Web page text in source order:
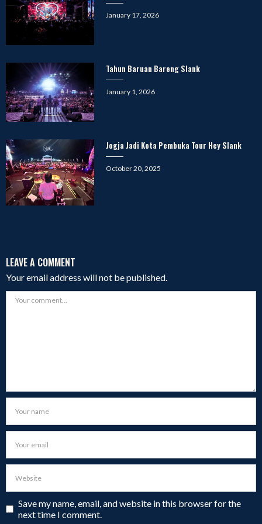
Posted
January 17, 2026
Tahun Baruan Bareng Slank
Posted
January 1, 2026
Jogja Jadi Kota Pembuka Tour Hey Slank
Posted
October 20, 2025
LEAVE A COMMENT
Your email address will not be published.
Save my name, email, and website in this browser for the
next time I comment.